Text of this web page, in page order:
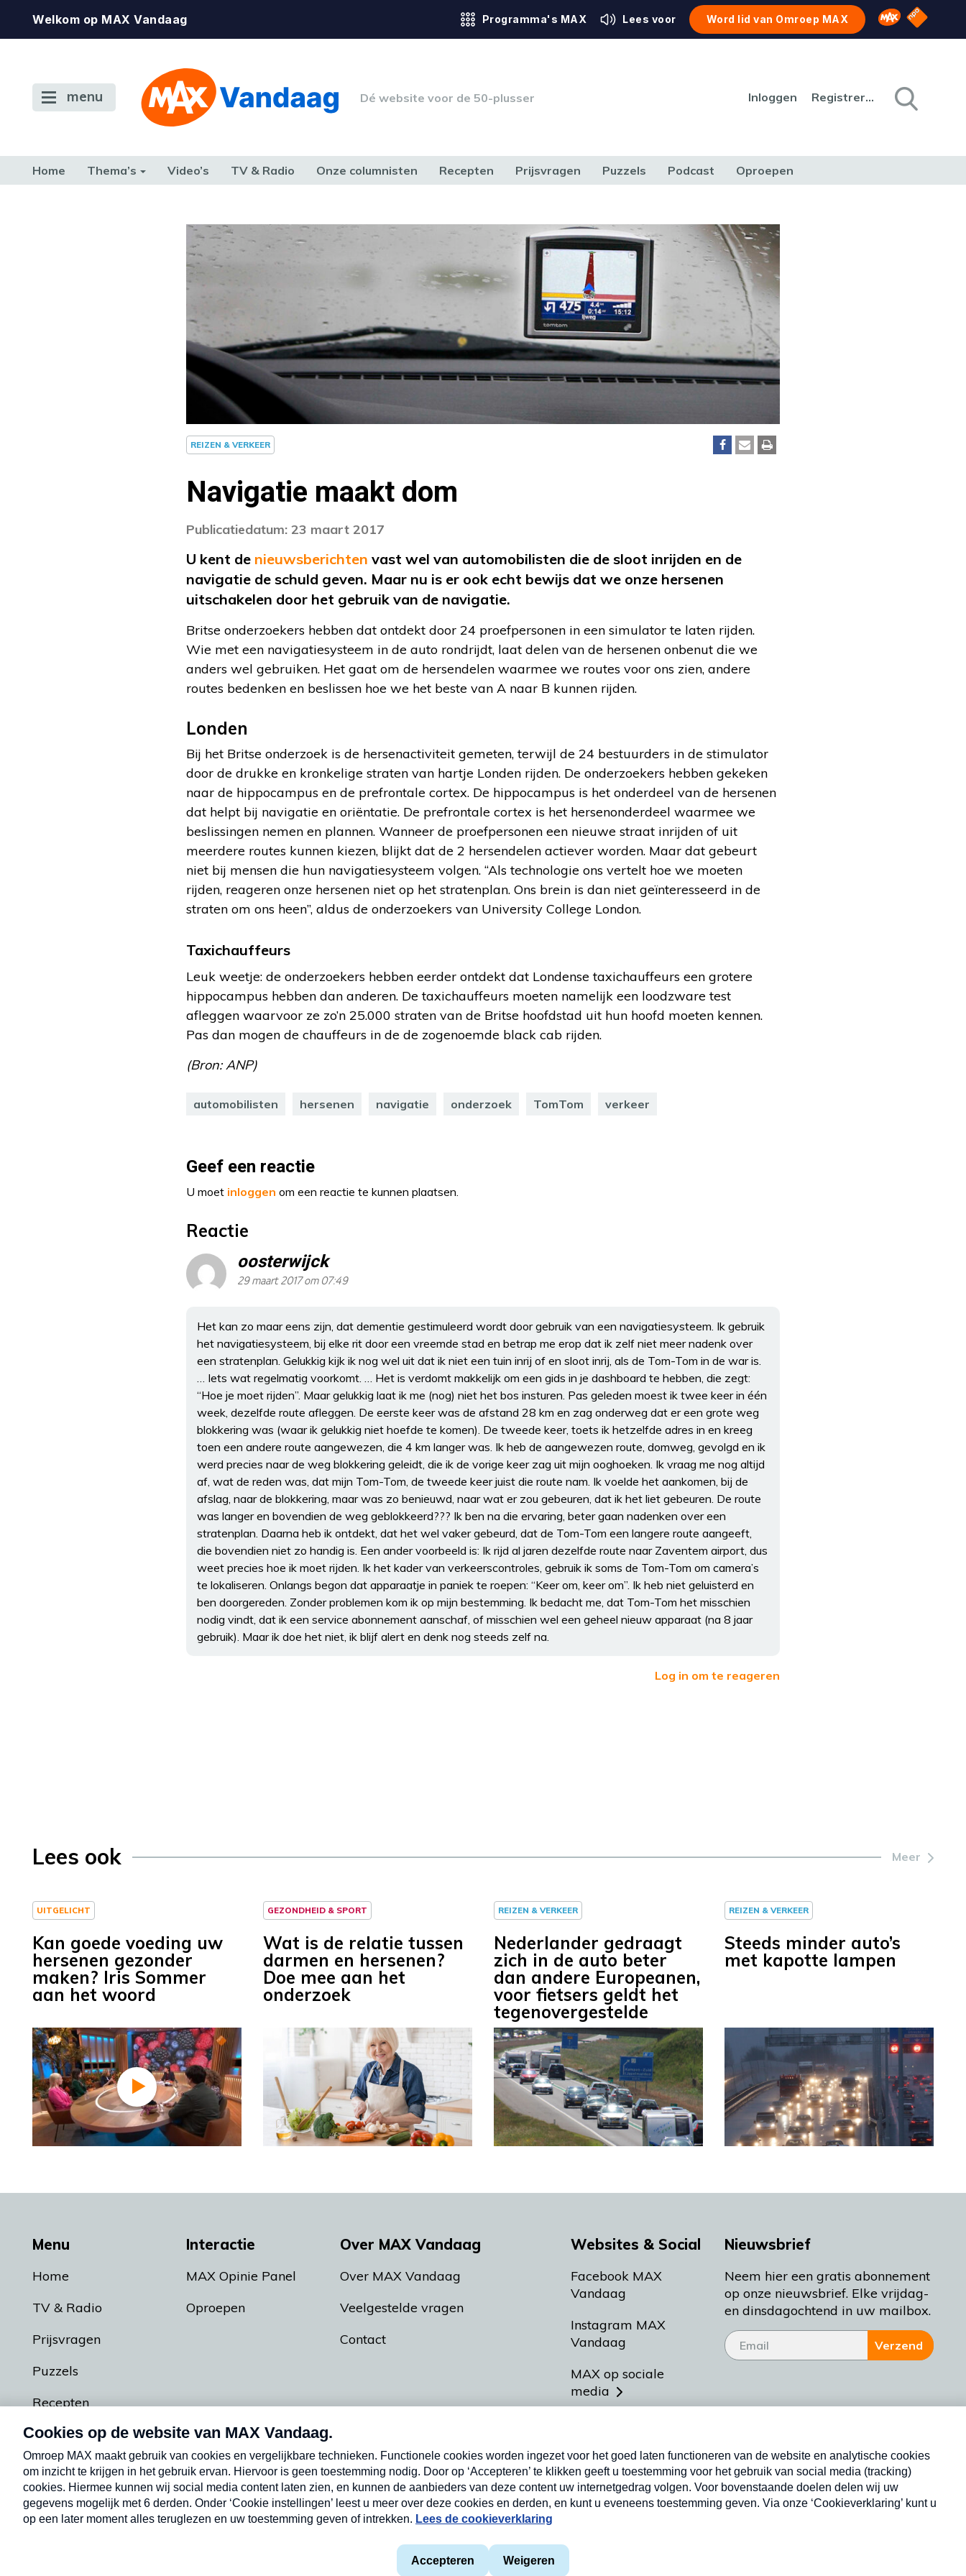
Welkom op MAX Vandaag Programma's MAX Lees voor Word lid van Omroep MAX Omroep MAX
NPO
menu Dé website voor de 50-plusser Inloggen Registreren
Home Thema’s Video’s TV & Radio Onze columnisten Recepten Prijsvragen Puzzels Podcast Oproepen
REIZEN & VERKEER
Navigatie maakt dom
Publicatiedatum: 23 maart 2017
U kent de nieuwsberichten vast wel van automobilisten die de sloot inrijden en de
navigatie de schuld geven. Maar nu is er ook echt bewijs dat we onze hersenen
uitschakelen door het gebruik van de navigatie.
Britse onderzoekers hebben dat ontdekt door 24 proefpersonen in een simulator te laten rijden.
Wie met een navigatiesysteem in de auto rondrijdt, laat delen van de hersenen onbenut die we
anders wel gebruiken. Het gaat om de hersendelen waarmee we routes voor ons zien, andere
routes bedenken en beslissen hoe we het beste van A naar B kunnen rijden.
Londen
Bij het Britse onderzoek is de hersenactiviteit gemeten, terwijl de 24 bestuurders in de stimulator
door de drukke en kronkelige straten van hartje Londen rijden. De onderzoekers hebben gekeken
naar de hippocampus en de prefrontale cortex. De hippocampus is het onderdeel van de hersenen
dat helpt bij navigatie en oriëntatie. De prefrontale cortex is het hersenonderdeel waarmee we
beslissingen nemen en plannen. Wanneer de proefpersonen een nieuwe straat inrijden of uit
meerdere routes kunnen kiezen, blijkt dat de 2 hersendelen actiever worden. Maar dat gebeurt
niet bij mensen die hun navigatiesysteem volgen. “Als technologie ons vertelt hoe we moeten
rijden, reageren onze hersenen niet op het stratenplan. Ons brein is dan niet geïnteresseerd in de
straten om ons heen”, aldus de onderzoekers van University College London.
Taxichauffeurs
Leuk weetje: de onderzoekers hebben eerder ontdekt dat Londense taxichauffeurs een grotere
hippocampus hebben dan anderen. De taxichauffeurs moeten namelijk een loodzware test
afleggen waarvoor ze zo’n 25.000 straten van de Britse hoofdstad uit hun hoofd moeten kennen.
Pas dan mogen de chauffeurs in de de zogenoemde black cab rijden.
(Bron: ANP)
automobilisten hersenen navigatie onderzoek TomTom verkeer
Geef een reactie
U moet inloggen om een reactie te kunnen plaatsen.
Reactie
oosterwijck
29 maart 2017 om 07:49
Het kan zo maar eens zijn, dat dementie gestimuleerd wordt door gebruik van een navigatiesysteem. Ik gebruik
het navigatiesysteem, bij elke rit door een vreemde stad en betrap me erop dat ik zelf niet meer nadenk over
een stratenplan. Gelukkig kijk ik nog wel uit dat ik niet een tuin inrij of en sloot inrij, als de Tom-Tom in de war is.
… Iets wat regelmatig voorkomt. … Het is verdomt makkelijk om een gids in je dashboard te hebben, die zegt:
“Hoe je moet rijden”. Maar gelukkig laat ik me (nog) niet het bos insturen. Pas geleden moest ik twee keer in één
week, dezelfde route afleggen. De eerste keer was de afstand 28 km en zag onderweg dat er een grote weg
blokkering was (waar ik gelukkig niet hoefde te komen). De tweede keer, toets ik hetzelfde adres in en kreeg
toen een andere route aangewezen, die 4 km langer was. Ik heb de aangewezen route, domweg, gevolgd en ik
werd precies naar de weg blokkering geleidt, die ik de vorige keer zag uit mijn ooghoeken. Ik vraag me nog altijd
af, wat de reden was, dat mijn Tom-Tom, de tweede keer juist die route nam. Ik voelde het aankomen, bij de
afslag, naar de blokkering, maar was zo benieuwd, naar wat er zou gebeuren, dat ik het liet gebeuren. De route
was langer en bovendien de weg geblokkeerd??? Ik ben na die ervaring, beter gaan nadenken over een
stratenplan. Daarna heb ik ontdekt, dat het wel vaker gebeurd, dat de Tom-Tom een langere route aangeeft,
die bovendien niet zo handig is. Een ander voorbeeld is: Ik rijd al jaren dezelfde route naar Zaventem airport, dus
weet precies hoe ik moet rijden. Ik het kader van verkeerscontroles, gebruik ik soms de Tom-Tom om camera’s
te lokaliseren. Onlangs begon dat apparaatje in paniek te roepen: “Keer om, keer om”. Ik heb niet geluisterd en
ben doorgereden. Zonder problemen kom ik op mijn bestemming. Ik bedacht me, dat Tom-Tom het misschien
nodig vindt, dat ik een service abonnement aanschaf, of misschien wel een geheel nieuw apparaat (na 8 jaar
gebruik). Maar ik doe het niet, ik blijf alert en denk nog steeds zelf na.
Log in om te reageren
Lees ook Meer
UITGELICHT
Kan goede voeding uw
hersenen gezonder
maken? Iris Sommer
aan het woord
GEZONDHEID & SPORT
Wat is de relatie tussen
darmen en hersenen?
Doe mee aan het
onderzoek
REIZEN & VERKEER
Nederlander gedraagt
zich in de auto beter
dan andere Europeanen,
voor fietsers geldt het
tegenovergestelde
REIZEN & VERKEER
Steeds minder auto’s
met kapotte lampen
Menu
Home
TV & Radio
Prijsvragen
Puzzels
Recepten
Podcasts
Interactie
MAX Opinie Panel
Oproepen
Over MAX Vandaag
Over MAX Vandaag
Veelgestelde vragen
Contact
Websites & Social
Facebook MAX
Vandaag
Instagram MAX
Vandaag
MAX op sociale
media
Meldpunt Actueel
Heel Holland Bakt
Nieuwsbrief
Neem hier een gratis abonnement
op onze nieuwsbrief. Elke vrijdag-
en dinsdagochtend in uw mailbox.
Verzend
Privacyverklaring Cookieverklaring
Nieuwsbrief
Neem hier een gratis abonnement op onze